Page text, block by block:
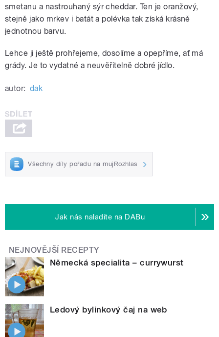
smetanu a nastrouhaný sýr cheddar. Ten je oranžový,
stejně jako mrkev i batát a polévka tak získá krásně
jednotnou barvu.
Lehce ji ještě prohřejeme, dosolíme a opepříme, ať má
grády. Je to vydatné a neuvěřitelně dobré jídlo.
autor: dak
Všechny díly pořadu na mujRozhlas
Jak nás naladíte na DABu
NEJNOVĚJŠÍ RECEPTY
Německá specialita – currywurst
Ledový bylinkový čaj na web